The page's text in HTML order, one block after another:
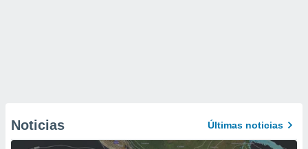
Noticias Últimas noticias